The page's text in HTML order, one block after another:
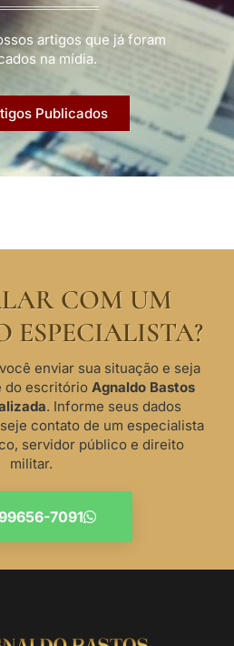
artigos que já foram
na mídia.
Publicados
COM UM
ESPECIALISTA?
enviar sua situação e seja
do escritório Agnaldo Bastos
. Informe seus dados
contato de um especialista
servidor público e direito
militar.
7091